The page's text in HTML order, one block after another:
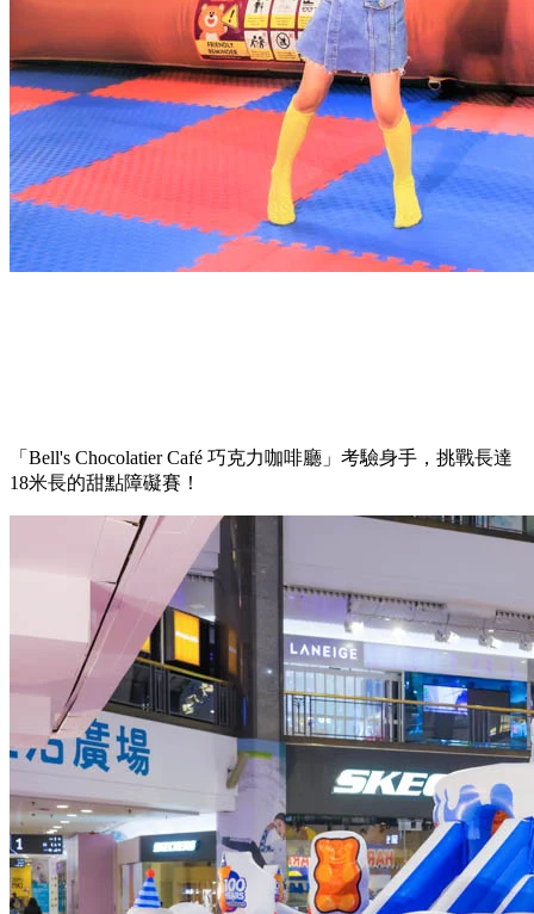
「Bell's Chocolatier Café 巧克力咖啡廳」考驗身手，挑戰長達
18米長的甜點障礙賽！